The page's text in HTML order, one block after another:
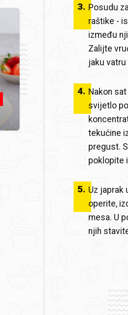
3. Posudu
raštike -
između
Zalijte
jaku
4. Nakon
svijetlo
tekućine
pregust.
poklopite
5. Uz japrak
operite,
mesa. U
njih